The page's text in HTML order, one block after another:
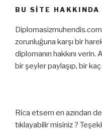
BU SITE
zorunluğuna karşı bir
diplomanın hakkını
bir şeyler paylaşıp, bir
Rica etsem en azından
tıklayabilir misiniz ?